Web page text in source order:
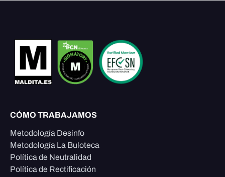
CÓMO TRABAJAMOS
Metodología Desinfo
Metodología La Buloteca
Política de Neutralidad
Política de Rectificación